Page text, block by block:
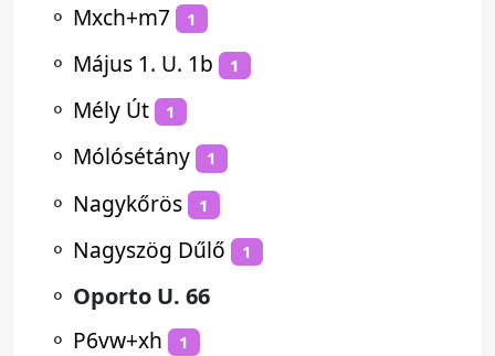
⚬ Mxch+m7 1
⚬ Május 1. U. 1b 1
⚬ Mély Út 1
⚬ Mólósétány 1
⚬ Nagykőrös 1
⚬ Nagyszög Dűlő 1
⚬ Oporto U. 66
⚬ P6vw+xh 1